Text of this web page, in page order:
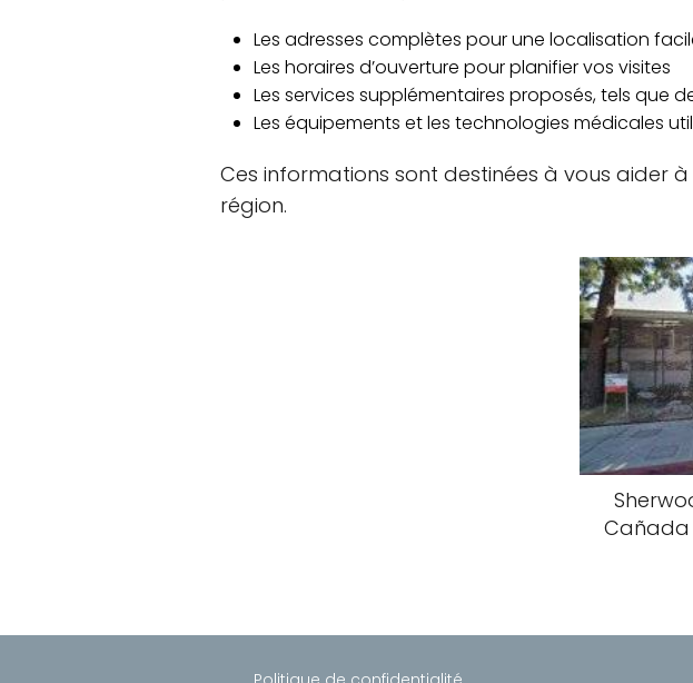
Les adresses complètes pour une localisation
Les horaires d’ouverture pour planifier vos visites
Les services supplémentaires proposés, tels que
Les équipements et les technologies médicales
Ces informations sont destinées à vous aider
région.
Cañada